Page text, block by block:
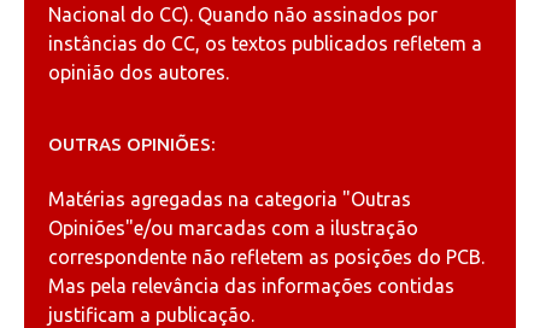
Nacional do CC). Quando não assinados por
instâncias do CC, os textos publicados refletem a
opinião dos autores.
OUTRAS OPINIÕES:
Matérias agregadas na categoria "Outras
Opiniões"e/ou marcadas com a ilustração
correspondente não refletem as posições do PCB.
Mas pela relevância das informações contidas
justificam a publicação.